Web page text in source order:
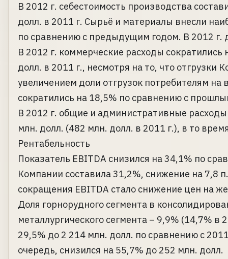
В 2012 г. себестоимость производства
долл. в 2011 г. Сырьё и материалы внесли
по сравнению с предыдущим годом. В 2012 г.
В 2012 г. коммерческие расходы
долл. в 2011 г., несмотря на то, что
увеличением доли отгрузок потребителям
сократились на 18,5% по сравнению с
В 2012 г. общие и административные
млн. долл. (482 млн. долл. в 2011 г.), в то
Рентабельность
Показатель EBITDA снизился на 34,1% по
Компании составила 31,2%, снижение на
сокращения EBITDA стало снижение цен на
Доля горнорудного сегмента в
металлургического сегмента – 9,9% (14,7% в
29,5% до 2 214 млн. долл. по сравнению с
очередь, снизился на 55,7% до 252 млн. долл.